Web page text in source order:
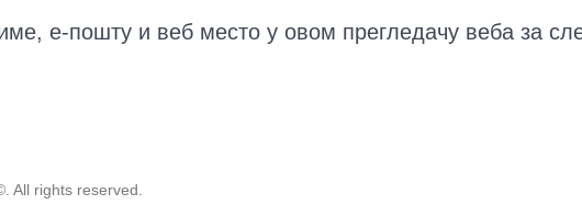
име, е-пошту и веб место у овом прегледачу веба за
All rights reserved.